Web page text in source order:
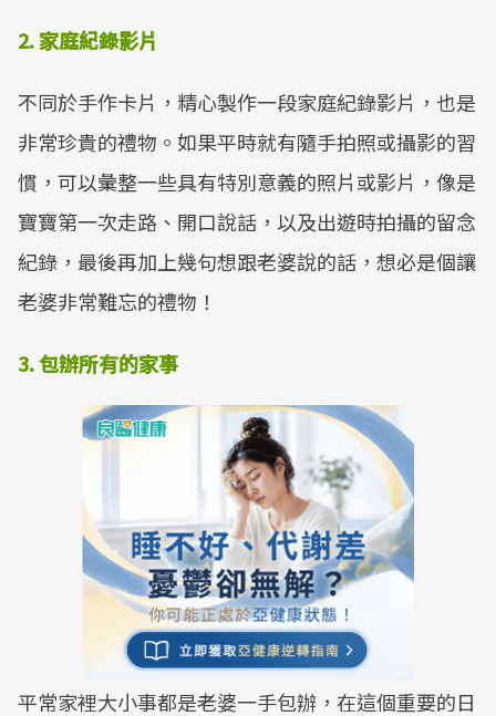
2.家庭紀錄影片
不同於手作卡片，精心製作一段家庭紀錄影片，也是
非常珍貴的禮物。如果平時就有隨手拍照或攝影的習
慣，可以彙整一些具有特別意義的照片或影片，像是
寶寶第一次走路、開口說話，以及出遊時拍攝的留念
紀錄，最後再加上幾句想跟老婆說的話，想必是個讓
老婆非常難忘的禮物！
3.包辦所有的家事
平常家裡大小事都是老婆一手包辦，在這個重要的日